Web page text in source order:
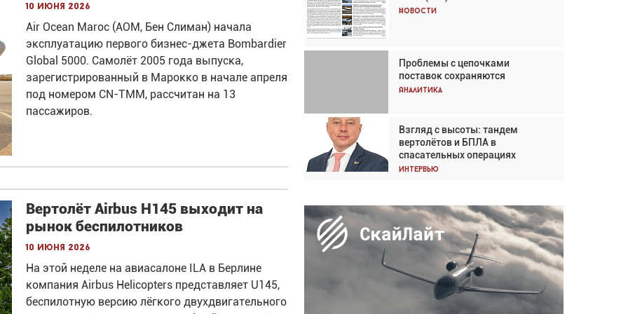
10 июня 2026
Air Ocean Maroc (AOM, Бен Слиман) начала
эксплуатацию первого бизнес-джета Bombardier
Global 5000. Самолёт 2005 года выпуска,
зарегистрированный в Марокко в начале апреля
под номером CN-TMM, рассчитан на 13
пассажиров.
Вертолёт Airbus H145 выходит на
рынок беспилотников
10 июня 2026
На этой неделе на авиасалоне ILA в Берлине
компания Airbus Helicopters представляет U145,
беспилотную версию лёгкого двухдвигательного
Новости
Проблемы с цепочками
поставок сохраняются
Аналитика
Взгляд с высоты: тандем
вертолётов и БПЛА в
спасательных операциях
Интервью
Кох: «Фотография говорит сама
Впервые с 2024 года
глобальный трафик снижается
три недели подряд
Частный самолёт – это актив.
Подходите к покупке
соответствующим образом
Интервью